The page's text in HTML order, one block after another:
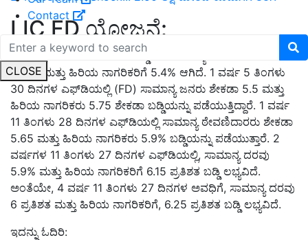
Contact
CLOSE
LIC FD ಯೋಜನೆ:
1 ವರ್ಷಕ್ಕೆ ಠೇವಣಿಗಳ ಮೇಲಿನ ಬಡ್ಡಿಯು ಸಾಮಾನ್ಯ ಠೇವಣಿದಾರರಿಗೆ
5.15% ಮತ್ತು ಹಿರಿಯ ನಾಗರಿಕರಿಗೆ 5.4% ಆಗಿದೆ. 1 ವರ್ಷ 5 ತಿಂಗಳು
30 ದಿನಗಳ ಎಫ್‌ಡಿಯಲ್ಲಿ (FD) ಸಾಮಾನ್ಯ ಜನರು ಶೇಕಡಾ 5.5 ಮತ್ತು
ಹಿರಿಯ ನಾಗರಿಕರು 5.75 ಶೇಕಡಾ ಬಡ್ಡಿಯನ್ನು ಪಡೆಯುತ್ತಿದ್ದಾರೆ. 1 ವರ್ಷ
11 ತಿಂಗಳು 28 ದಿನಗಳ ಎಫ್‌ಡಿಯಲ್ಲಿ ಸಾಮಾನ್ಯ ಠೇವಣಿದಾರರು ಶೇಕಡಾ
5.65 ಮತ್ತು ಹಿರಿಯ ನಾಗರಿಕರು 5.9% ಬಡ್ಡಿಯನ್ನು ಪಡೆಯುತ್ತಾರೆ. 2
ವರ್ಷಗಳ 11 ತಿಂಗಳು 27 ದಿನಗಳ ಎಫ್‌ಡಿಯಲ್ಲಿ, ಸಾಮಾನ್ಯ ದರವು
5.9% ಮತ್ತು ಹಿರಿಯ ನಾಗರಿಕರಿಗೆ 6.15 ಪ್ರತಿಶತ ಬಡ್ಡಿ ಲಭ್ಯವಿದೆ.
ಅಂತೆಯೇ, 4 ವರ್ಷ 11 ತಿಂಗಳು 27 ದಿನಗಳ ಅವಧಿಗೆ, ಸಾಮಾನ್ಯ ದರವು
6 ಪ್ರತಿಶತ ಮತ್ತು ಹಿರಿಯ ನಾಗರಿಕರಿಗೆ, 6.25 ಪ್ರತಿಶತ ಬಡ್ಡಿ ಲಭ್ಯವಿದೆ.
ಇದನ್ನು ಓದಿರಿ: